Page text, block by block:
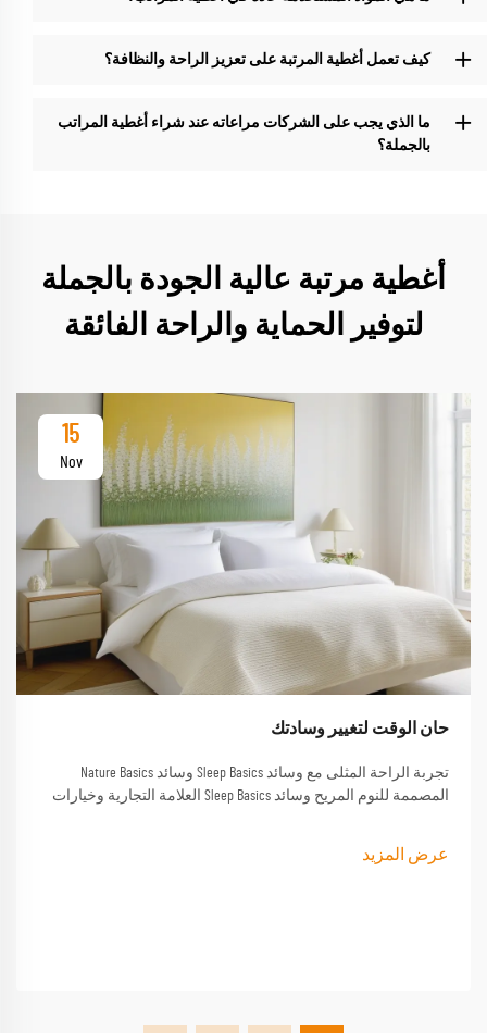
كيف تعمل أغطية المرتبة على تعزيز الراحة والنظافة؟
ما الذي يجب على الشركات مراعاته عند شراء أغطية المراتب
بالجملة؟
أغطية مرتبة عالية الجودة بالجملة
لتوفير الحماية والراحة الفائقة
15
Nov
حان الوقت لتغيير وسادتك
تجربة الراحة المثلى مع وسائد Sleep Basics وسائد Nature Basics
المصممة للنوم المريح وسائد Sleep Basics العلامة التجارية وخيارات
عرض المزيد